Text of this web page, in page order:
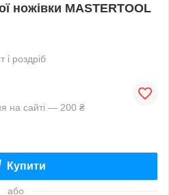
ножівки MASTERTOOL
і роздріб
на сайті — 200 ₴
Купити
або